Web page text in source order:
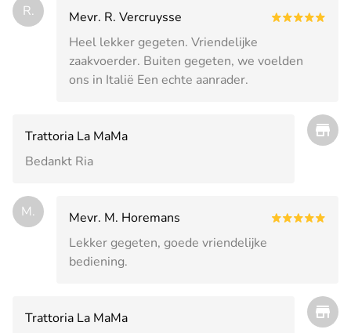
R.
Mevr. R. Vercruysse
Heel lekker gegeten. Vriendelijke
zaakvoerder. Buiten gegeten, we voelden
ons in Italië Een echte aanrader.
Trattoria La MaMa
Bedankt Ria
M.
Mevr. M. Horemans
Lekker gegeten, goede vriendelijke
bediening.
Trattoria La MaMa